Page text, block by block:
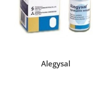
Alegysal